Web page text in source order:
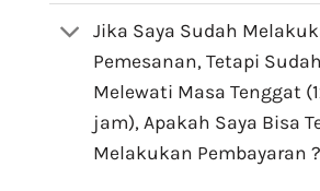
Jika Saya Sudah
Pemesanan, Tetapi Sudah
Melewati Masa Tenggat
jam), Apakah Saya Bisa
Melakukan Pembayaran ?